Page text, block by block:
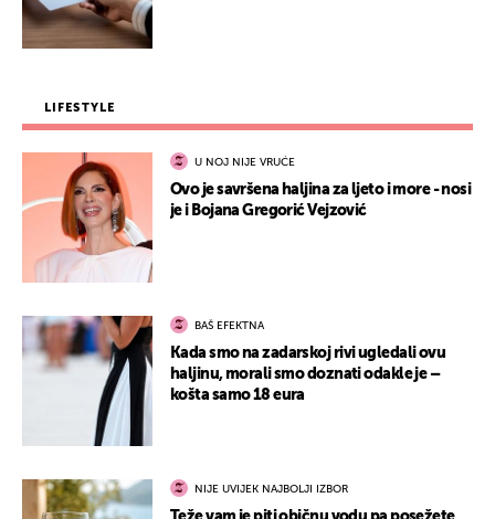
LIFESTYLE
U NOJ NIJE VRUĆE
Ovo je savršena haljina za ljeto i more - nosi
je i Bojana Gregorić Vejzović
BAŠ EFEKTNA
Kada smo na zadarskoj rivi ugledali ovu
haljinu, morali smo doznati odakle je –
košta samo 18 eura
NIJE UVIJEK NAJBOLJI IZBOR